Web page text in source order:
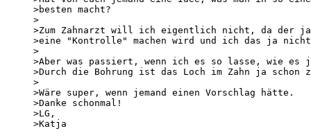
>besten macht?
>
>Zum Zahnarzt will ich eigentlich nicht, da der
>eine "Kontrolle" machen wird und ich das ja
>
>Aber was passiert, wenn ich es so lasse, wie
>Durch die Bohrung ist das Loch im Zahn ja
>
>Wäre super, wenn jemand einen Vorschlag hätte.
>Danke schonmal!
>LG,
>Katja